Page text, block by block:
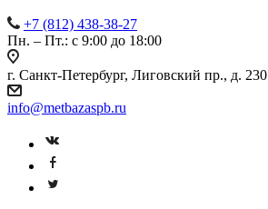
+7 (812) 438-38-27
Пн. – Пт.: с 9:00 до 18:00
г. Санкт-Петербург, Лиговский пр., д. 230
info@metbazaspb.ru